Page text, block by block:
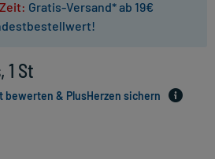
Gratis-Versand* ab 19€
1 St
bewerten & PlusHerzen sichern